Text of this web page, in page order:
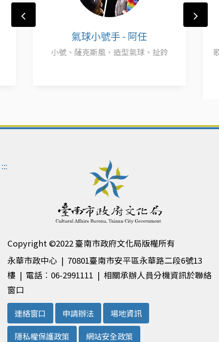
氣球小號手 - 阿任
小號、薩克斯風、造型氣球、扯鈴
:::
Copyright ©2022 臺南市政府文化局版權所有
永華市政中心 | 70801臺南市安平區永華路二段6號13
樓 | 電話︰06-2991111 | 相關承辦人員分機資訊於聯絡
窗口
連絡窗口
申請辦法
場地資訊
隱私權保護政策
網站安全政策